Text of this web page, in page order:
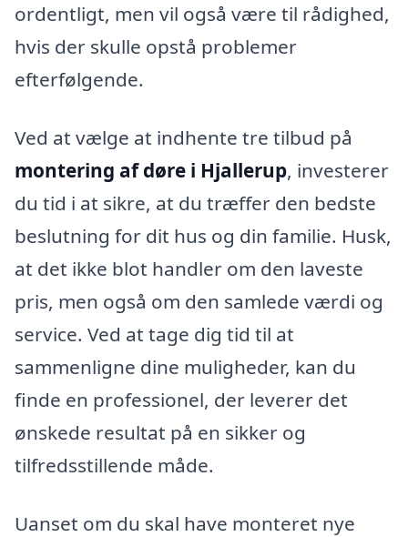
ordentligt, men vil også være til rådighed,
hvis der skulle opstå problemer
efterfølgende.
Ved at vælge at indhente tre tilbud på
montering af døre i Hjallerup, investerer
du tid i at sikre, at du træffer den bedste
beslutning for dit hus og din familie. Husk,
at det ikke blot handler om den laveste
pris, men også om den samlede værdi og
service. Ved at tage dig tid til at
sammenligne dine muligheder, kan du
finde en professionel, der leverer det
ønskede resultat på en sikker og
tilfredsstillende måde.
Uanset om du skal have monteret nye